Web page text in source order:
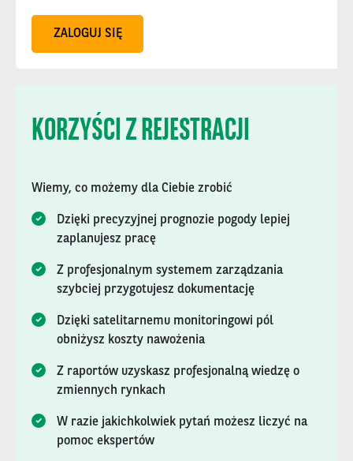
ZALOGUJ SIĘ
KORZYŚCI Z REJESTRACJI
Wiemy, co możemy dla Ciebie zrobić
Dzięki precyzyjnej prognozie pogody lepiej
zaplanujesz pracę
Z profesjonalnym systemem zarządzania
szybciej przygotujesz dokumentację
Dzięki satelitarnemu monitoringowi pól
obniżysz koszty nawożenia
Z raportów uzyskasz profesjonalną wiedzę o
zmiennych rynkach
W razie jakichkolwiek pytań możesz liczyć na
pomoc ekspertów